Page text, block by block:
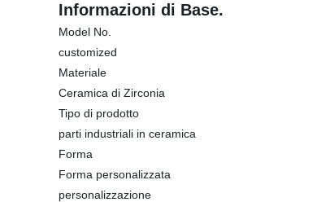
Informazioni di Base.
Model No.
customized
Materiale
Ceramica di Zirconia
Tipo di prodotto
parti industriali in ceramica
Forma
Forma personalizzata
personalizzazione